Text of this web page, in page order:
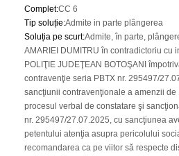
Complet:CC 6
Tip soluție:Admite in parte plângerea
Soluția pe scurt:Admite, în parte,
AMARIEI DUMITRU în contradictoriu cu
POLIŢIE JUDEŢEAN BOTOŞANI
contravenţie seria PBTX nr. 295497/
sancţiunii contravenţionale a amenzii
procesul verbal de constatare şi
nr. 295497/27.07.2025, cu sancţiunea
petentului atenţia asupra pericolului
recomandarea ca pe viitor să respecte